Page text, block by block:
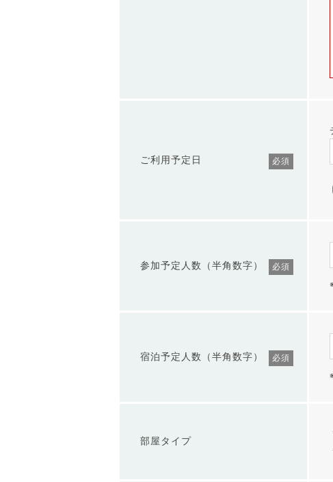
ご利用予定日 必須
参加予定人数（半角数字） 必須
宿泊予定人数（半角数字） 必須
部屋タイプ